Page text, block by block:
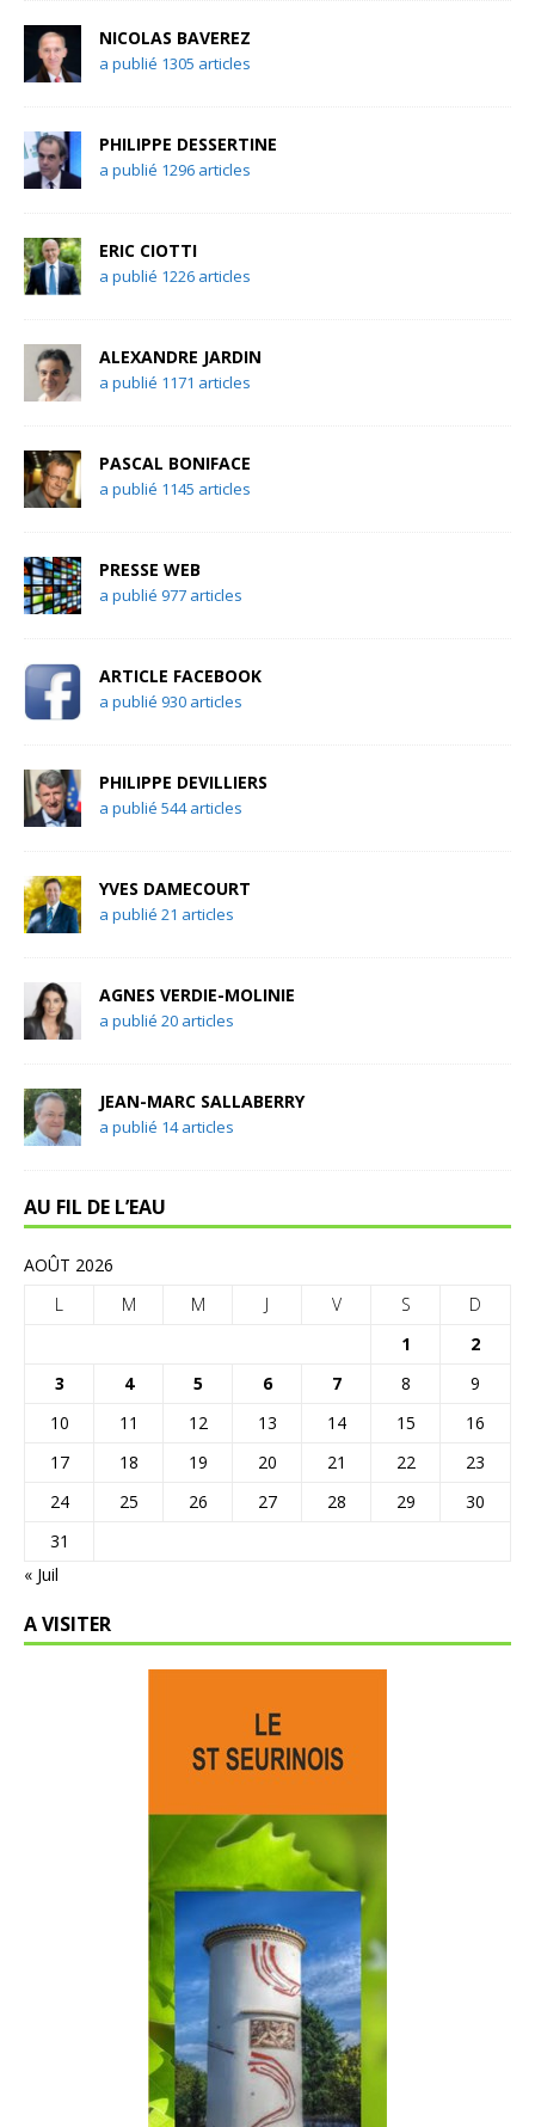
NICOLAS BAVEREZ
a publié 1305 articles
PHILIPPE DESSERTINE
a publié 1296 articles
ERIC CIOTTI
a publié 1226 articles
ALEXANDRE JARDIN
a publié 1171 articles
PASCAL BONIFACE
a publié 1145 articles
PRESSE WEB
a publié 977 articles
ARTICLE FACEBOOK
a publié 930 articles
PHILIPPE DEVILLIERS
a publié 544 articles
YVES DAMECOURT
a publié 21 articles
AGNES VERDIE-MOLINIE
a publié 20 articles
JEAN-MARC SALLABERRY
a publié 14 articles
AU FIL DE L’EAU
AOÛT 2026
L
M M J V S
D
1
2
3
4 5 6 7 8
9
10
11 12 13 14 15
16
17
18 19 20 21 22
23
24
25 26 27 28 29
30
31
« Juil
A VISITER